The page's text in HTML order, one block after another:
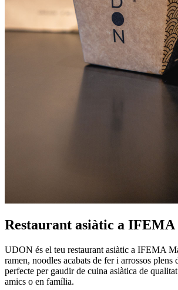
Restaurant asiàtic a
UDON és el teu restaurant asiàtic a IFEMA
ramen, noodles acabats de fer i arrossos plens
perfecte per gaudir de cuina asiàtica de
amics o en família.